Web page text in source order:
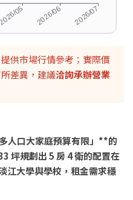
供市場行情參考；實際價
差異，建議洽詢承辦營業
多人口大家庭預算有限」**的
坪規劃出 5 房 4 衛的配置在
江大學與學校，租金需求穩